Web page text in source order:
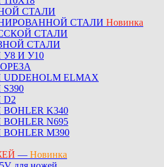
СТАЛИ
СТАЛИ Новинка
СТАЛИ
СТАЛИ
И У10
ELMAX
K340
N695
M390
— Новинка